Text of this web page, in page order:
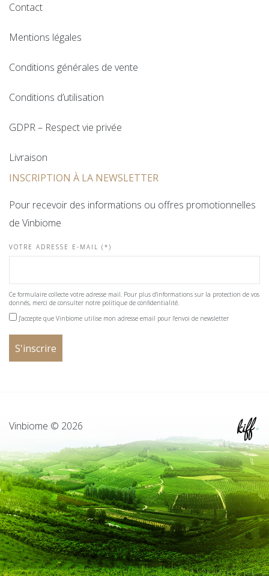
Contact
Mentions légales
Conditions générales de vente
Conditions d’utilisation
GDPR – Respect vie privée
Livraison
INSCRIPTION À LA NEWSLETTER
Pour recevoir des informations ou offres promotionnelles
de Vinbiome
VOTRE ADRESSE E-MAIL (*)
Ce formulaire collecte votre adresse mail. Pour plus d'informations sur la protection de vos
donnés, merci de consulter notre politique de confidentialité.
J'accepte que Vinbiome utilise mon adresse email pour l'envoi de newsletter
Vinbiome © 2026